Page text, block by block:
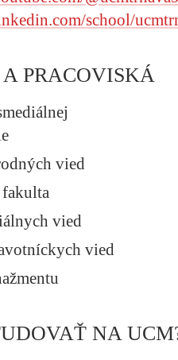
school/
PRACOVISKÁ
vied
vied
vied
NA